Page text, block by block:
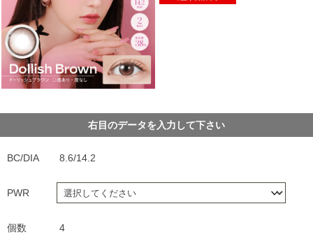
右目のデータを入力して下さい
BC/DIA 8.6/14.2
PWR
個数 4